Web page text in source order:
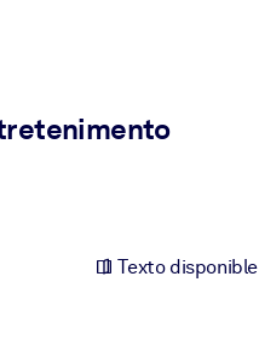
Texto disponible